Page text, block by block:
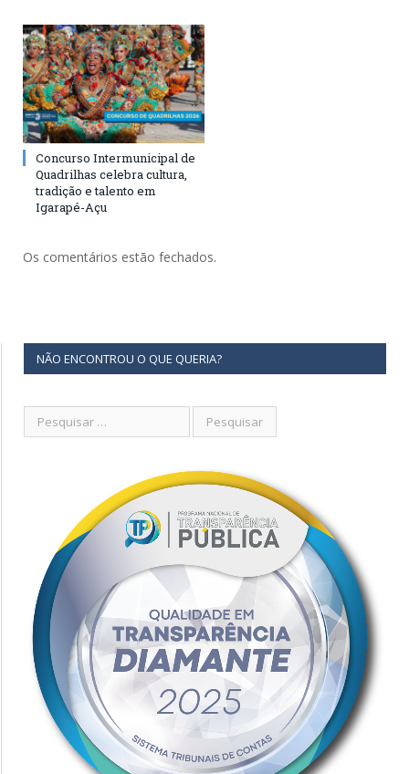
Concurso Intermunicipal de
Quadrilhas celebra cultura,
tradição e talento em
Igarapé-Açu
Os comentários estão fechados.
NÃO ENCONTROU O QUE QUERIA?